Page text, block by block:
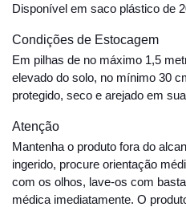
Disponível em saco plástico de
Condições de Estocagem
Em pilhas de no máximo 1,5
elevado do solo, no mínimo 30
protegido, seco e arejado em
Atenção
Mantenha o produto fora do
ingerido, procure orientação
com os olhos, lave-os com
médica imediatamente. O